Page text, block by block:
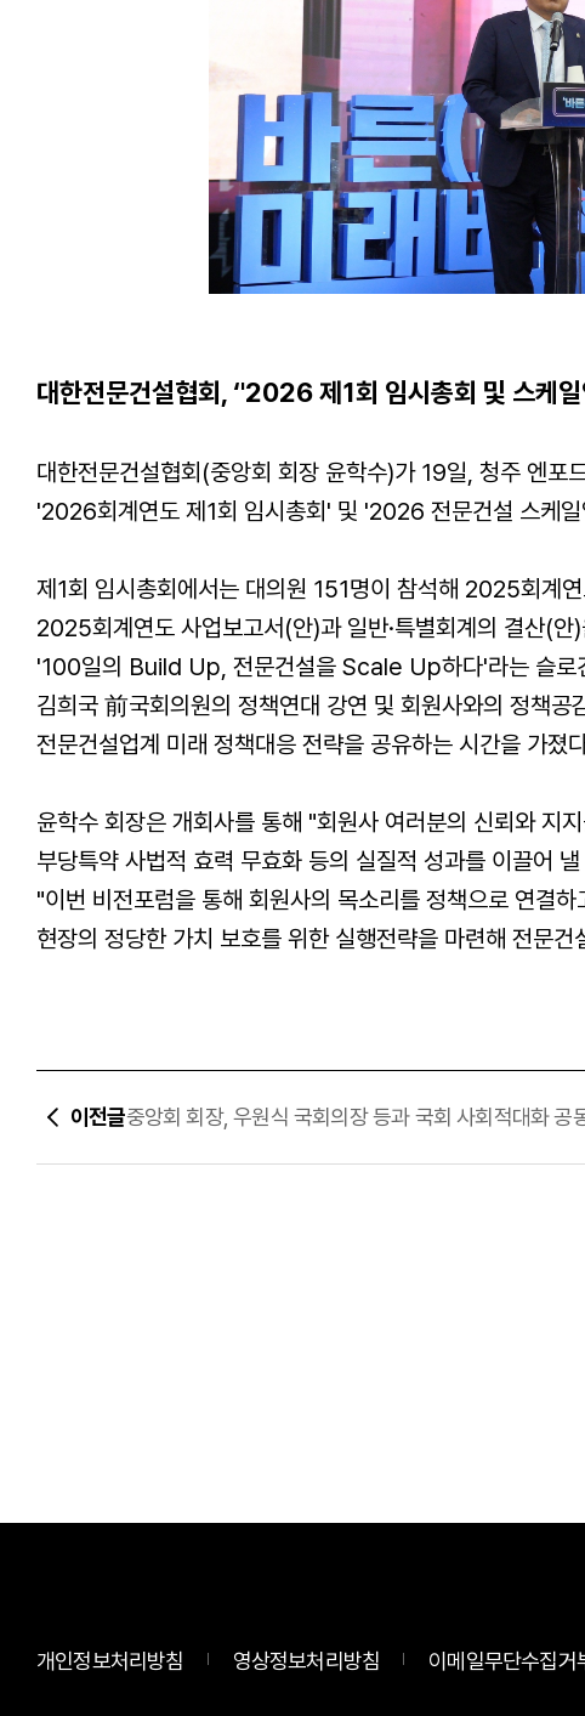
대한전문건설협회, ‘'2026 제1회 임시총회 및 스케
대한전문건설협회(중앙회 회장 윤학수)가 19일 청주 엔포
'2026회계연도 제1회 임시총회' 및 '2026 전문건설 스케
제1회 임시총회에서는 대의원 151명이 참석해 2025회계
2025회계연도 사업보고서(안)과 일반·특별회계의 결산(안
'100일의 Build Up, 전문건설을 Scale Up하다'라는 슬로
김희국 前국회의원의 정책연대 강연 및 회원사와의 정책공
전문건설업계 미래 정책대응 전략을 공유하는 시간을 가졌
윤학수 회장은 개회사를 통해 "회원사 여러분의 신뢰와 지
부당특약 사법적 효력 무효화 등의 실질적 성과를 이끌어
"이번 비전포럼을 통해 회원사의 목소리를 정책으로 연결하
현장의 정당한 가치 보호를 위한 실행전략을 마련해 전문
이전글중앙회 회장, 우원식 국회의장 등과 국회 사회적대화 공
개인정보처리방침 영상정보처리방침 이메일무단수집거